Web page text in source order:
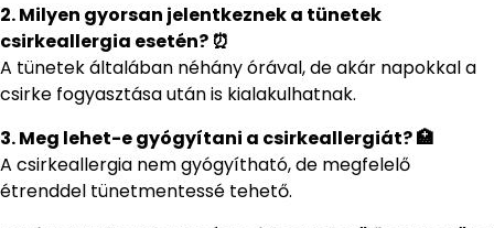
2. Milyen gyorsan jelentkeznek a tünetek
csirkeallergia esetén? ⏰
A tünetek általában néhány órával, de akár napokkal a
csirke fogyasztása után is kialakulhatnak.
3. Meg lehet-e gyógyítani a csirkeallergiát? 🏥
A csirkeallergia nem gyógyítható, de megfelelő
étrenddel tünetmentessé tehető.